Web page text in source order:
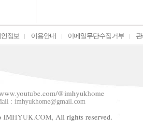
정보 이용안내 이메일무단수집거부
@imhyukhome
: imhyukhome@gmail.com
IMHYUK.COM, All rights reserved.